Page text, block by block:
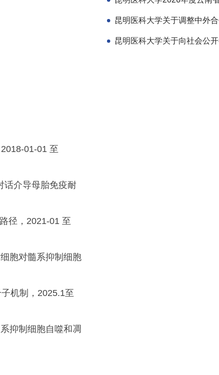
01-01 至
话介导母胎免疫耐
径，2021-01 至
胞对髓系抑制细胞
机制，2025.1至
抑制细胞自噬和凋